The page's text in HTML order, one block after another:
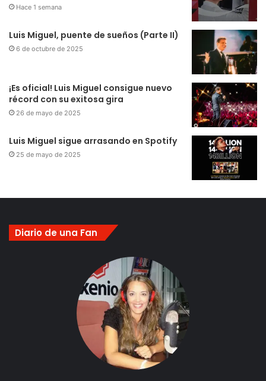
Hace 1 semana
Luis Miguel, puente de sueños (Parte II)
6 de octubre de 2025
¡Es oficial! Luis Miguel consigue nuevo
récord con su exitosa gira
26 de mayo de 2025
Luis Miguel sigue arrasando en Spotify
25 de mayo de 2025
Diario de una Fan